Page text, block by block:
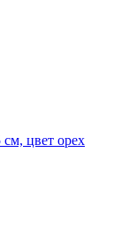
цвет орех